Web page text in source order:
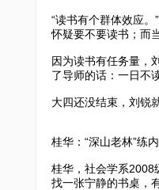
“读书有个群体效应
怀疑要不要读书；而
因为读书有任务量，
了导师的话：一日不
大四还没结束，刘锐
桂华：“深山老林”练
桂华，社会学系2008
找一张宁静的书桌，